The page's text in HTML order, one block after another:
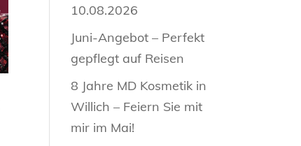
10.08.2026
Juni-Angebot – Perfekt
gepflegt auf Reisen
8 Jahre MD Kosmetik in
Willich – Feiern Sie mit
mir im Mai!